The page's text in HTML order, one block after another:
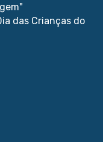
das Crianças do